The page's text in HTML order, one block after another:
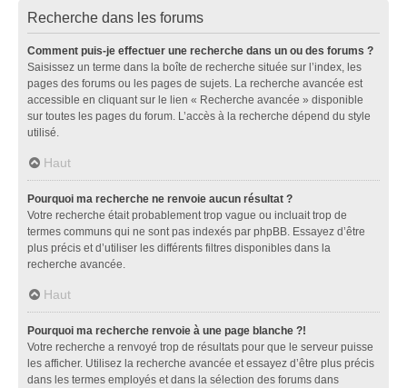
Recherche dans les forums
Comment puis-je effectuer une recherche dans un ou des forums ?
Saisissez un terme dans la boîte de recherche située sur l’index, les
pages des forums ou les pages de sujets. La recherche avancée est
accessible en cliquant sur le lien « Recherche avancée » disponible
sur toutes les pages du forum. L’accès à la recherche dépend du style
utilisé.
Haut
Pourquoi ma recherche ne renvoie aucun résultat ?
Votre recherche était probablement trop vague ou incluait trop de
termes communs qui ne sont pas indexés par phpBB. Essayez d’être
plus précis et d’utiliser les différents filtres disponibles dans la
recherche avancée.
Haut
Pourquoi ma recherche renvoie à une page blanche ?!
Votre recherche a renvoyé trop de résultats pour que le serveur puisse
les afficher. Utilisez la recherche avancée et essayez d’être plus précis
dans les termes employés et dans la sélection des forums dans